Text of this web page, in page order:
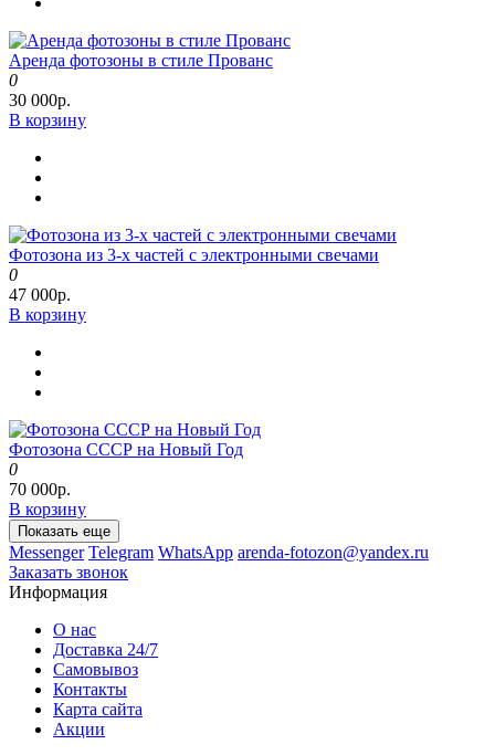
Аренда фотозоны в стиле Прованс
0
30 000р.
В корзину
Фотозона из 3-х частей с электронными свечами
0
47 000р.
В корзину
Фотозона СССР на Новый Год
0
70 000р.
В корзину
Показать еще
Messenger Telegram WhatsApp arenda-fotozon@yandex.ru
Заказать звонок
Информация
О нас
Доставка 24/7
Самовывоз
Контакты
Карта сайта
Акции